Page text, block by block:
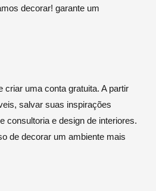
decorar! garante um
uma conta gratuita. A partir
salvar suas inspirações
consultoria e design de interiores.
de decorar um ambiente mais